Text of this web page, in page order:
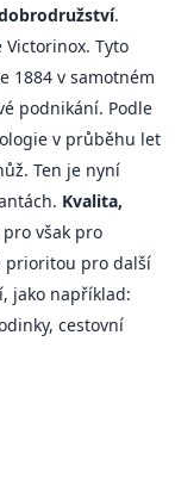
.
Victorinox. Tyto
1884 v samotném
podnikání. Podle
v průběhu let
Ten je nyní
Kvalita,
pro však pro
prioritou pro další
jako například:
cestovní